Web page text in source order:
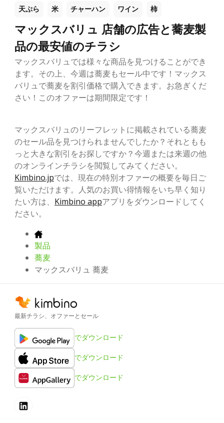
天ぷら 米 チャーハン ワイン 柿
マックスバリュ 店舗の広告と蕎麦製
品の最安値のチラシ
マックスバリュでは様々な商品を見つけることができ
ます。その上、今週は蕎麦もセール中です！マックス
バリュで蕎麦を割引価格で購入できます。お急ぎくだ
さい！このオファーは期間限定です！
マックスバリュのリーフレットに掲載されている蕎麦
のセール品を見つけられませんでしたか？それともも
っと大きな割引をお探しですか？今週または来週の他
のオンラインチラシを閲覧してみてください。
Kimbino.jpでは、現在の特別オファーの概要を毎日ご
覧いただけます。人気のお買い得情報をいち早く知り
たい方は、 Kimbino appアプリをダウンロードしてく
ださい。
製品
蕎麦
マックスバリュ 蕎麦
最新チラシ、オファーとセール
でダウンロード
でダウンロード
でダウンロード